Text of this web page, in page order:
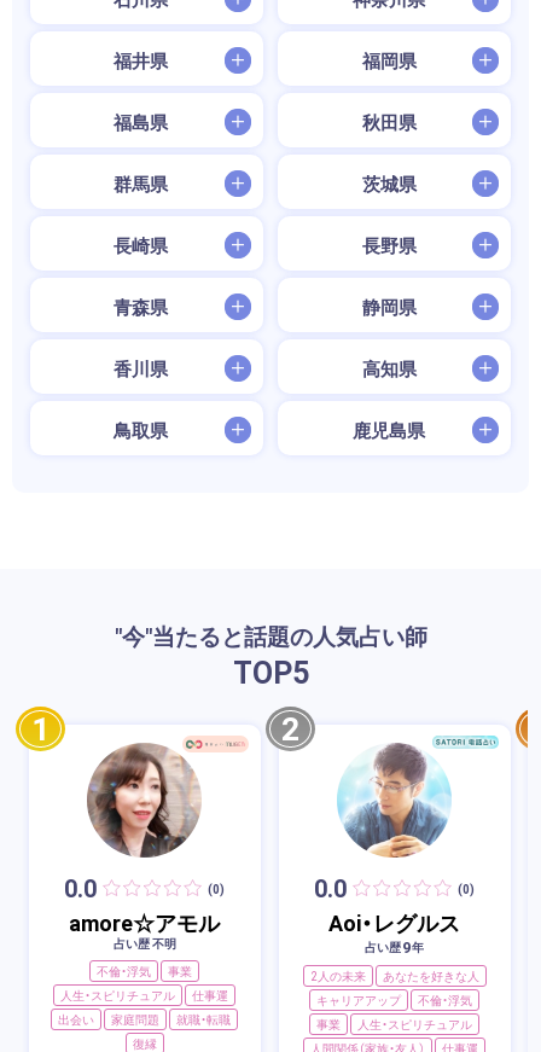
福井県 福岡県
福島県 秋田県
群馬県 茨城県
長崎県 長野県
青森県 静岡県
香川県 高知県
鳥取県 鹿児島県
"今"当たると話題の人気占い師
TOP5
1
0.0 (0)
amore☆アモル
占い歴 不明
不倫・浮気
事業
人生・スピリチュアル
仕事運
出会い
家庭問題
就職・転職
復縁
2
0.0 (0)
Aoi・レグルス
占い歴9年
2人の未来
あなたを好きな人
キャリアアップ
不倫・浮気
事業
人生・スピリチュアル
人間関係（家族・友人）
仕事運